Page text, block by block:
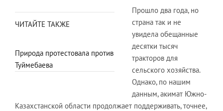
ЧИТАЙТЕ ТАКЖЕ
Природа протестовала против
Туймебаева
Прошло два года, но
страна так и не
увидела обещанные
десятки тысяч
тракторов для
сельского хозяйства.
Однако, по нашим
данным, акимат Южно-
Казахстанской области продолжает поддерживать, точнее,